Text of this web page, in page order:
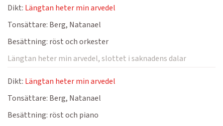
Dikt: Längtan heter min arvedel
Tonsättare: Berg, Natanael
Besättning: röst och orkester
Längtan heter min arvedel, slottet i saknadens dalar
Dikt: Längtan heter min arvedel
Tonsättare: Berg, Natanael
Besättning: röst och piano